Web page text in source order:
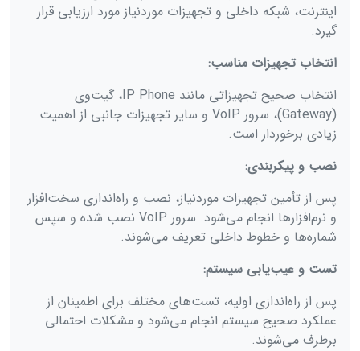
اینترنت، شبکه داخلی و تجهیزات موردنیاز مورد ارزیابی قرار
گیرد.
انتخاب تجهیزات مناسب:
انتخاب صحیح تجهیزاتی مانند IP Phone، گیت‌وی
(Gateway)، سرور VoIP و سایر تجهیزات جانبی از اهمیت
زیادی برخوردار است.
نصب و پیکربندی:
پس از تأمین تجهیزات موردنیاز، نصب و راه‌اندازی سخت‌افزار
و نرم‌افزارها انجام می‌شود. سرور VoIP نصب شده و سپس
شماره‌ها و خطوط داخلی تعریف می‌شوند.
تست و عیب‌یابی سیستم:
پس از راه‌اندازی اولیه، تست‌های مختلف برای اطمینان از
عملکرد صحیح سیستم انجام می‌شود و مشکلات احتمالی
برطرف می‌شوند.